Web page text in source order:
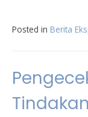
Posted in Berita